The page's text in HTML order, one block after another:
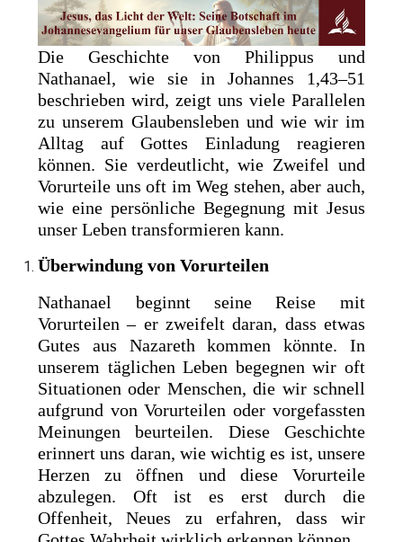
Die Geschichte von Philippus und
Nathanael, wie sie in Johannes 1,43–51
beschrieben wird, zeigt uns viele Parallelen
zu unserem Glaubensleben und wie wir im
Alltag auf Gottes Einladung reagieren
können. Sie verdeutlicht, wie Zweifel und
Vorurteile uns oft im Weg stehen, aber auch,
wie eine persönliche Begegnung mit Jesus
unser Leben transformieren kann.
Überwindung von Vorurteilen
Nathanael beginnt seine Reise mit
Vorurteilen – er zweifelt daran, dass etwas
Gutes aus Nazareth kommen könnte. In
unserem täglichen Leben begegnen wir oft
Situationen oder Menschen, die wir schnell
aufgrund von Vorurteilen oder vorgefassten
Meinungen beurteilen. Diese Geschichte
erinnert uns daran, wie wichtig es ist, unsere
Herzen zu öffnen und diese Vorurteile
abzulegen. Oft ist es erst durch die
Offenheit, Neues zu erfahren, dass wir